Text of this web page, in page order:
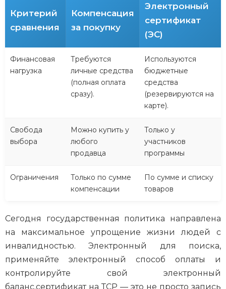
Критерий
сравнения
Компенсация
за покупку
Электронный
сертификат
(ЭС)
Финансовая
нагрузка
Требуются
личные средства
(полная оплата
сразу).
Используются
бюджетные
средства
(резервируются на
карте).
Свобода
выбора
Можно купить у
любого
продавца
Только у
участников
программы
Ограничения
Только по сумме
компенсации
По сумме и списку
товаров
Сегодня государственная политика направлена
на максимальное упрощение жизни людей с
инвалидностью. Электронный для поиска,
применяйте электронный способ оплаты и
контролируйте свой электронный
баланс.сертификат на ТСР — это не просто запись